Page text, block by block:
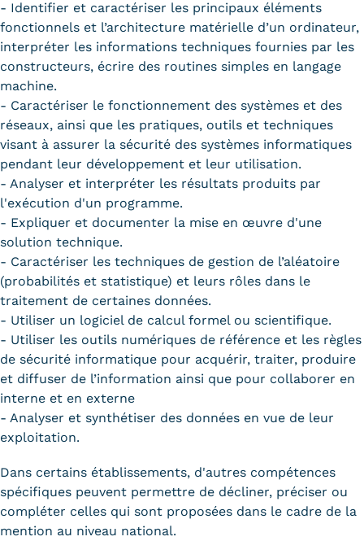
- Identifier et caractériser les principaux éléments
fonctionnels et l’architecture matérielle d’un ordinateur,
interpréter les informations techniques fournies par les
constructeurs, écrire des routines simples en langage
machine.
- Caractériser le fonctionnement des systèmes et des
réseaux, ainsi que les pratiques, outils et techniques
visant à assurer la sécurité des systèmes informatiques
pendant leur développement et leur utilisation.
- Analyser et interpréter les résultats produits par
l'exécution d'un programme.
- Expliquer et documenter la mise en œuvre d'une
solution technique.
- Caractériser les techniques de gestion de l’aléatoire
(probabilités et statistique) et leurs rôles dans le
traitement de certaines données.
- Utiliser un logiciel de calcul formel ou scientifique.
- Utiliser les outils numériques de référence et les règles
de sécurité informatique pour acquérir, traiter, produire
et diffuser de l’information ainsi que pour collaborer en
interne et en externe
- Analyser et synthétiser des données en vue de leur
exploitation.
Dans certains établissements, d'autres compétences
spécifiques peuvent permettre de décliner, préciser ou
compléter celles qui sont proposées dans le cadre de la
mention au niveau national.